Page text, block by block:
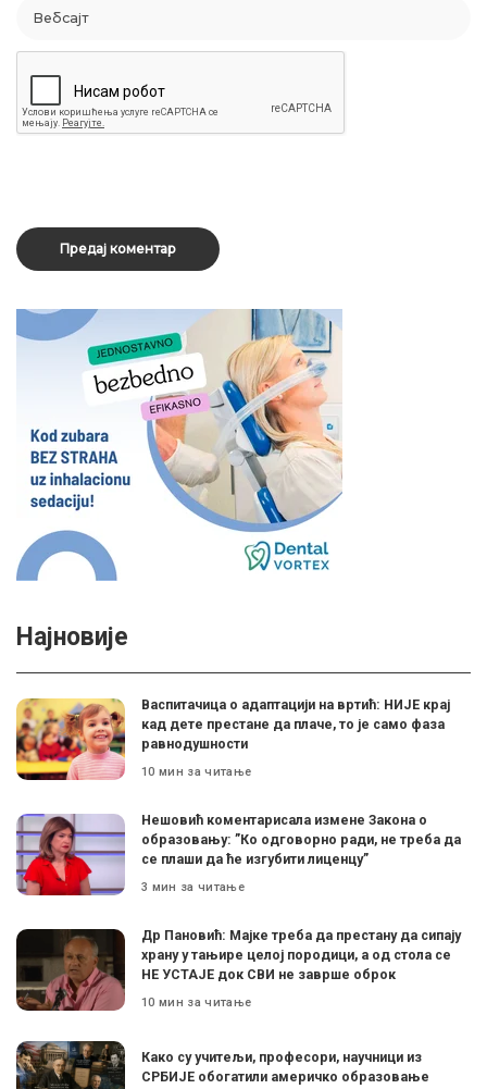
Најновије
Васпитачица о адаптацији на вртић: НИЈЕ крај
кад дете престане да плаче, то је само фаза
равнодушности
10 мин за читање
Нешовић коментарисала измене Закона о
образовању: ”Ко одговорно ради, не треба да
се плаши да ће изгубити лиценцу”
3 мин за читање
Др Пановић: Мајке треба да престану да сипају
храну у тањире целој породици, а од стола се
НЕ УСТАЈЕ док СВИ не заврше оброк
10 мин за читање
Како су учитељи, професори, научници из
СРБИЈЕ обогатили америчко образовање